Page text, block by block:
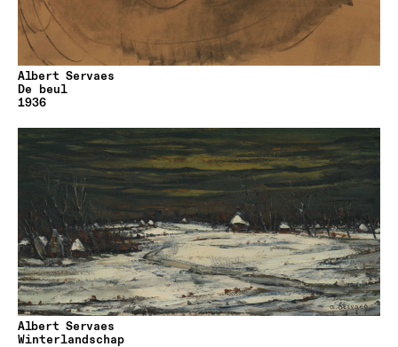
Albert Servaes
De beul
1936
Albert Servaes
Winterlandschap